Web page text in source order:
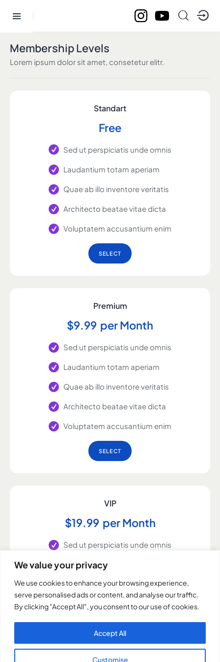
We value your privacy
We use cookies to enhance your browsing experience,
serve personalised ads or content, and analyse our traffic.
By clicking "Accept All", you consent to our use of cookies.
Customise
Accept All
Membership Levels
Lorem ipsum dolor sit amet, consetetur elitr.
Standart
Free
Sed ut perspiciatis unde omnis
Laudantium totam aperiam
Quae ab illo inventore veritatis
Architecto beatae vitae dicta
Voluptatem accusantium enim
SELECT
Premium
$9 99 per Month
Sed ut perspiciatis unde omnis
Laudantium totam aperiam
Quae ab illo inventore veritatis
Architecto beatae vitae dicta
Voluptatem accusantium enim
SELECT
VIP
$19 99 per Month
Sed ut perspiciatis unde omnis
Laudantium totam aperiam
Quae ab illo inventore veritatis
Architecto beatae vitae dicta
Voluptatem accusantium enim
SELECT